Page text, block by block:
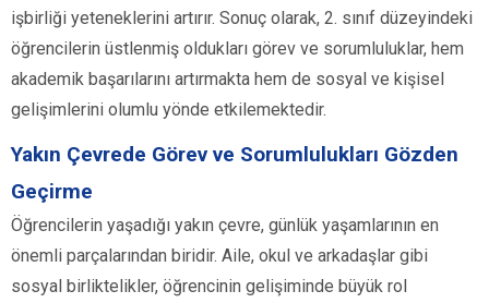
işbirliği yeteneklerini artırır. Sonuç olarak, 2. sınıf düzeyindeki
öğrencilerin üstlenmiş oldukları görev ve sorumluluklar, hem
akademik başarılarını artırmakta hem de sosyal ve kişisel
gelişimlerini olumlu yönde etkilemektedir.
Yakın Çevrede Görev ve Sorumlulukları Gözden
Geçirme
Öğrencilerin yaşadığı yakın çevre, günlük yaşamlarının en
önemli parçalarından biridir. Aile, okul ve arkadaşlar gibi
sosyal birliktelikler, öğrencinin gelişiminde büyük rol